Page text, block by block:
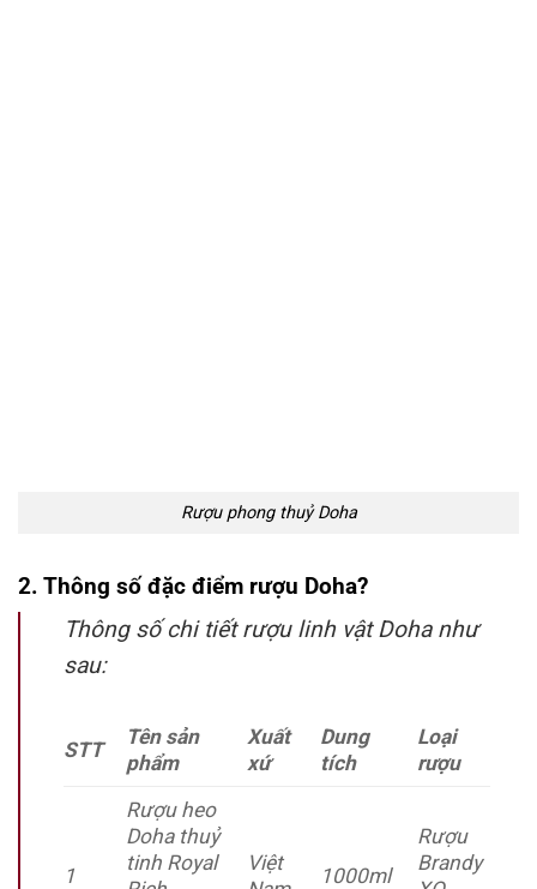
Rượu phong thuỷ Doha
2. Thông số đặc điểm rượu Doha?
Thông số chi tiết rượu linh vật Doha như
sau:
STT
Tên sản
phẩm
Xuất
xứ
Dung
tích
Loại
rượu
1
Rượu heo
Doha thuỷ
tinh Royal
Việt
1000ml
Rượu
Brandy